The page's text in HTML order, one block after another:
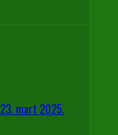
23. mart 2025.